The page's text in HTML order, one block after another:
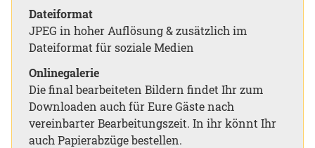
Dateiformat
JPEG in hoher Auflösung & zusätzlich im
Dateiformat für soziale Medien
Onlinegalerie
Die final bearbeiteten Bildern findet Ihr zum
Downloaden auch für Eure Gäste nach
vereinbarter Bearbeitungszeit. In ihr könnt Ihr
auch Papierabzüge bestellen.